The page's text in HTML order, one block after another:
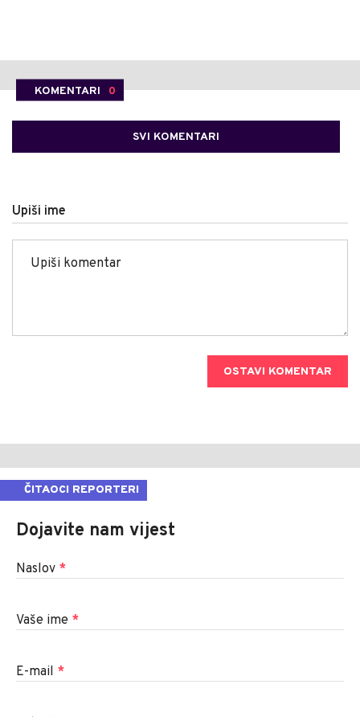
KOMENTARI 0
SVI KOMENTARI
Upiši ime
OSTAVI KOMENTAR
ČITAOCI REPORTERI
Dojavite nam vijest
Naslov *
Vaše ime *
E-mail *